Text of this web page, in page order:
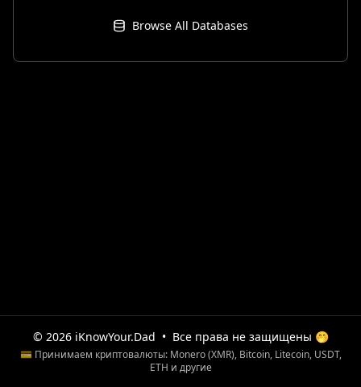
Browse All Databases
© 2026 iKnowYour.Dad • Все права не защищены 🤭
💳 Принимаем криптовалюты: Monero (XMR), Bitcoin, Litecoin, USDT,
ETH и другие